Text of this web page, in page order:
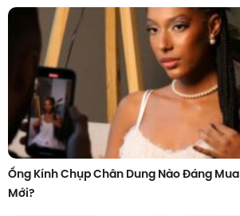
Ống Kính Chụp Chân Dung Nào Đáng
Mới?